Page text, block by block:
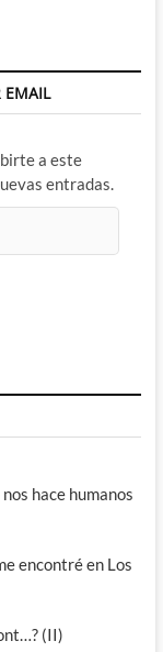
EMAIL
a este
entradas.
hace humanos
encontré en Los
(II)